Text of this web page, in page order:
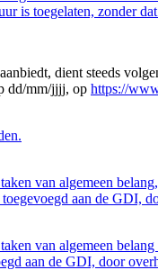
is toegelaten, zonder
dient steeds
dd/mm/jjjj, op https://
van algemeen
aan de GDI,
van algemeen
aan de GDI, door